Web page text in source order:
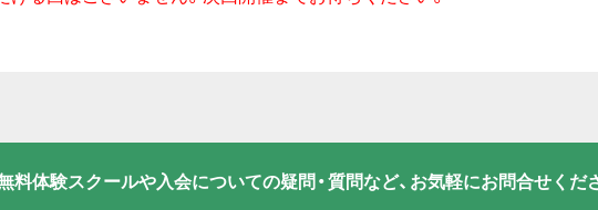
料体験スクールや入会についての疑問・質問など、お気軽にお問合せくだ